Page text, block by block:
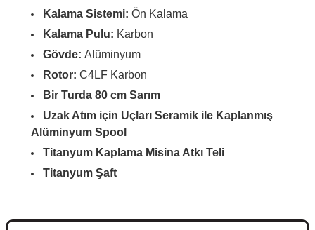
Kalama Sistemi: Ön Kalama
Kalama Pulu: Karbon
Gövde:Alüminyum
Rotor:C4LF Karbon
Bir Turda 80 cm Sarım
Uzak Atım için Uçları Seramik ile Kaplanmış
Alüminyum Spool
Titanyum Kaplama Misina Atkı Teli
Titanyum Şaft